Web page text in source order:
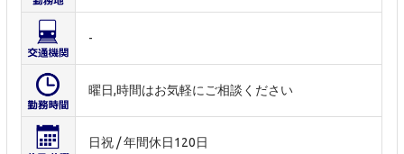
-
曜日,時間はお気軽にご相談ください
日祝 / 年間休日120日